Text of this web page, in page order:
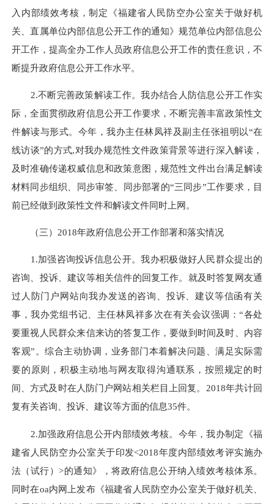
入内部绩效考核，制定《福建省人民防空办公室关于做好机
关、直属单位内部信息公开工作的通知》规范单位内部信息公
开工作，提高全办工作人员政府信息公开工作的责任意识，不
断提升政府信息公开工作水平。
2.不断完善政策解读工作。我办结合人防信息公开工作实
际，全面贯彻政府信息公开工作要求，不断完善丰富政策性文
件解读与形式。今年，我办主任林凤祥及副主任张祖明以“在
线访谈”的方式,对我办规范性文件政策背景等进行深入解读，
及时准确传递权威信息和政策意图，规范性文件出台满足解读
材料同步组织、同步审签、同步部署的“三同步”工作要求，目
前已经做到政策性文件和解读文件同时上网。
（三）2018年政府信息公开工作部署和落实情况
1.加强咨询投诉信息公开。我办积极做好人民群众提出的
咨询、投诉、建议等相关信件的回复工作。就及时答复网友通
过人防门户网站向我办发送的咨询、投诉、建议等信函有关
事，我办党组书记、主任林凤祥多次在有关会议强调：“各处
要重视人民群众来信来访的答复工作，要做到时间及时、内容
客观”。综合主动协调，业务部门本着解决问题、满足实际需
要的原则，积极主动地与网友取得沟通联系，按照规定的时
间、方式及时在人防门户网站相关栏目上回复。2018年共计回
复有关咨询、投诉、建议等方面的信息35件。
2.加强政府信息公开内部绩效考核。今年，我办制定《福
建省人民防空办公室关于印发<2018年度内部绩效考评实施办
法（试行）>的通知》，将政府信息公开纳入绩效考核体系。
同时在oa内网上发布《福建省人民防空办公室关于做好机关、